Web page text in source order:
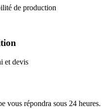
de production
et devis
vous répondra sous 24 heures.